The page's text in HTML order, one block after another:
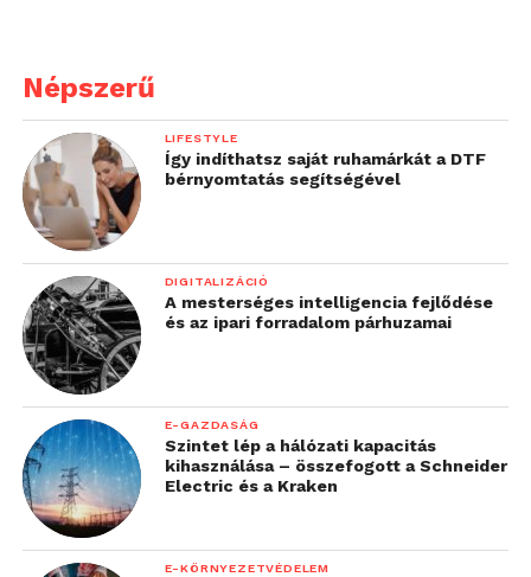
Népszerű
LIFESTYLE
Így indíthatsz saját ruhamárkát a DTF
bérnyomtatás segítségével
DIGITALIZÁCIÓ
A mesterséges intelligencia fejlődése
és az ipari forradalom párhuzamai
E-GAZDASÁG
Szintet lép a hálózati kapacitás
kihasználása – összefogott a Schneider
Electric és a Kraken
E-KÖRNYEZETVÉDELEM